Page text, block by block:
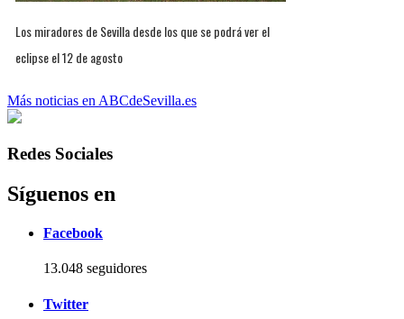
Los miradores de Sevilla desde los que se podrá ver el
eclipse el 12 de agosto
Más noticias en ABCdeSevilla.es
Redes Sociales
Síguenos en
Facebook
13.048 seguidores
Twitter